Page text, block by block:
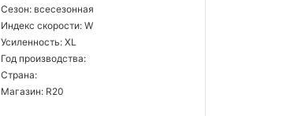
Сезон: всесезонная
Индекс скорости: W
Усиленность: XL
Год производства:
Страна:
Магазин: R20